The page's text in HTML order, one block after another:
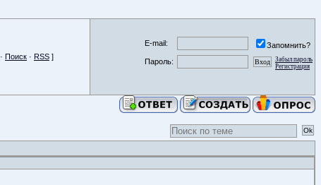
· Поиск · RSS ]
E-mail:
Запомнить?
Пароль:
Забыл пароль
Регистрация